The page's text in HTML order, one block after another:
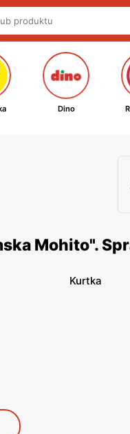
Dino
Mohito".
Kurtka